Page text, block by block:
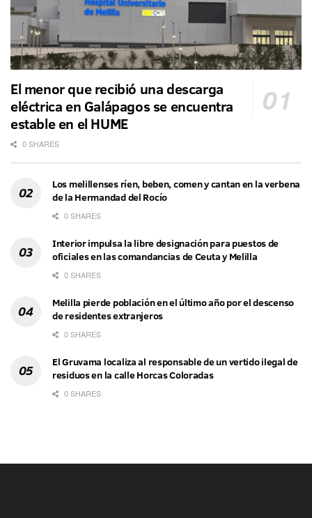
El menor que recibió una descarga
eléctrica en Galápagos se encuentra
estable en el HUME
0 SHARES
Los melillenses ríen, beben, comen y cantan en la verbena
de la Hermandad del Rocío
0 SHARES
Interior impulsa la libre designación para puestos de
oficiales en las comandancias de Ceuta y Melilla
0 SHARES
Melilla pierde población en el último año por el descenso
de residentes extranjeros
0 SHARES
El Gruvama localiza al responsable de un vertido ilegal de
residuos en la calle Horcas Coloradas
0 SHARES